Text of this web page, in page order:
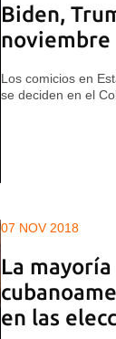
Biden,
noviembre
Los comicios en
se deciden en el
07 NOV 2018
La
en las